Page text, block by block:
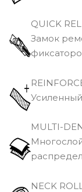
QUICK
Замок
MULTI-
NECK